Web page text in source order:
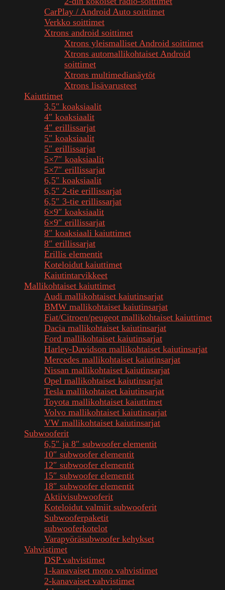
CarPlay / Android Auto soittimet
Verkko soittimet
Xtrons android soittimet
Xtrons yleismalliset Android soittimet
Xtrons automallikohtaiset Android
soittimet
Xtrons multimedianäytöt
Xtrons lisävarusteet
Kaiuttimet
3,5″ koaksiaalit
4″ koaksiaalit
4″ erillissarjat
5″ koaksiaalit
5″ erillissarjat
5×7″ koaksiaalit
5×7″ erillissarjat
6,5″ koaksiaalit
6,5″ 2-tie erillissarjat
6,5″ 3-tie erillissarjat
6×9″ koaksiaalit
6×9″ erillissarjat
8″ koaksiaali kaiuttimet
8″ erillissarjat
Erillis elementit
Koteloidut kaiuttimet
Kaiutintarvikkeet
Mallikohtaiset kaiuttimet
Audi mallikohtaiset kaiutinsarjat
BMW mallikohtaiset kaiutinsarjat
Fiat/Citroen/peugeot mallikohtaiset kaiuttimet
Dacia mallikohtaiset kaiutinsarjat
Ford mallikohtaiset kaiutinsarjat
Harley-Davidson mallikohtaiset kaiutinsarjat
Mercedes mallikohtaiset kaiutinsarjat
Nissan mallikohtaiset kaiutinsarjat
Opel mallikohtaiset kaiutinsarjat
Tesla mallikohtaiset kaiutinsarjat
Toyota mallikohtaiset kaiuttimet
Volvo mallikohtaiset kaiutinsarjat
VW mallikohtaiset kaiutinsarjat
Subwooferit
6,5″ ja 8″ subwoofer elementit
10″ subwoofer elementit
12″ subwoofer elementit
15″ subwoofer elementit
18″ subwoofer elementit
Aktiivisubwooferit
Koteloidut valmiit subwooferit
Subwooferpaketit
subwooferkotelot
Varapyöräsubwoofer kehykset
Vahvistimet
DSP vahvistimet
1-kanavaiset mono vahvistimet
2-kanavaiset vahvistimet